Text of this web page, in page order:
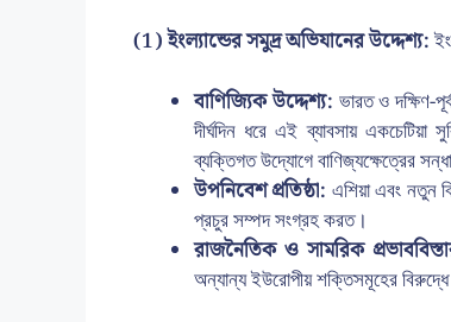
(1) ইংল্যান্ডের সমুদ্র অভিযানের উদ্দেশ্য:
বাণিজ্যিক উদ্দেশ্য: ভারত ও দক্ষিণ-
দীর্ঘদিন ধরে এই ব্যাবসায়
ব্যক্তিগত উদ্যোগে বাণিজ্যক্ষেত্রের
উপনিবেশ প্রতিষ্ঠা: এশিয়া এবং নতুন
প্রচুর সম্পদ সংগ্রহ করত।
রাজনৈতিক ও সামরিক
অন্যান্য ইউরোপীয় শক্তিসমূহের